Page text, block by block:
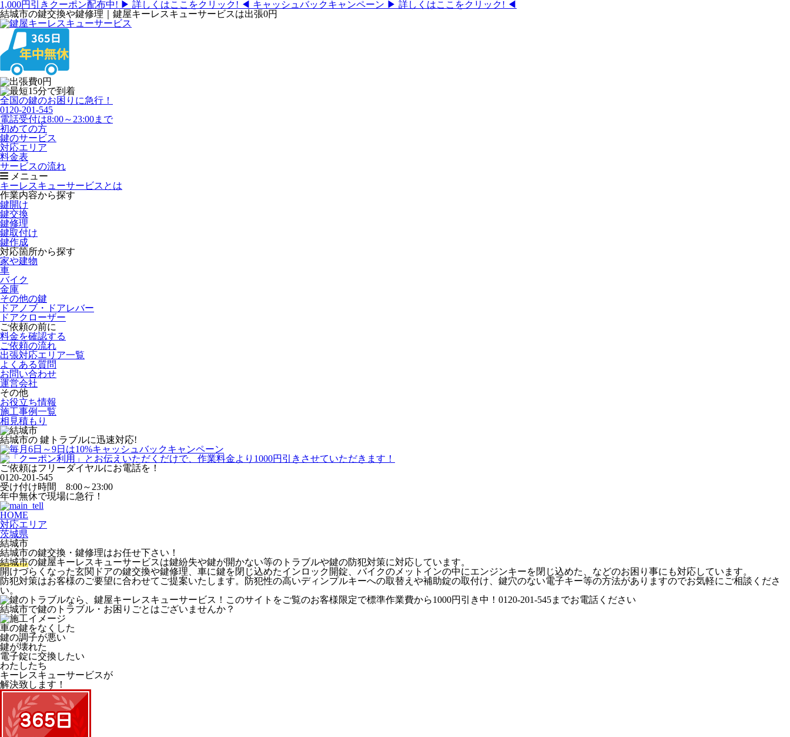
1,000円引きクーポン配布中! ▶ 詳しくはここをクリック! ◀ キャッシュバックキャンペーン ▶ 詳しくはここをクリック! ◀
結城市の鍵交換や鍵修理｜鍵屋キーレスキューサービスは出張0円
全国の鍵のお困りに急行！
0120-201-545
電話受付は8:00～23:00まで
初めての方
鍵のサービス
対応エリア
料金表
サービスの流れ
メニュー
キーレスキューサービスとは
作業内容から探す
鍵開け
鍵交換
鍵修理
鍵取付け
鍵作成
対応箇所から探す
家や建物
車
バイク
金庫
その他の鍵
ドアノブ・ドアレバー
ドアクローザー
ご依頼の前に
料金を確認する
ご依頼の流れ
出張対応エリア一覧
よくある質問
お問い合わせ
運営会社
その他
お役立ち情報
施工事例一覧
相見積もり
結城市の 鍵トラブルに迅速対応!
ご依頼はフリーダイヤルにお電話を！
0120-201-545
受け付け時間 8:00～23:00
年中無休で現場に急行！
HOME
対応エリア
茨城県
結城市
結城市の鍵交換・鍵修理はお任せ下さい！
結城市の鍵屋キーレスキューサービスは鍵紛失や鍵が開かない等のトラブルや鍵の防犯対策に対応しています。
開けづらくなった玄関ドアの鍵交換や鍵修理 、車に鍵を閉じ込めたインロック開錠 、バイクのメットインの中にエンジンキーを閉じ込めた、などのお困り事にも対応しています。
防犯対策はお客様のご要望に合わせてご提案いたします。防犯性の高いディンプルキーへの取替えや補助錠の取付け、鍵穴のない電子キー等の方法がありますのでお気軽にご相談くださ
い。
結城市で鍵のトラブル・お困りごとはございませんか？
車の鍵をなくした
鍵の調子が悪い
鍵が壊れた
電子錠に交換したい
わたしたち
キーレスキューサービスが
解決致します！